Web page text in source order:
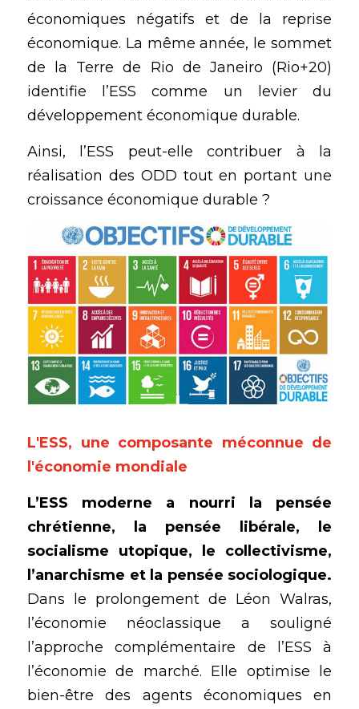
économiques négatifs et de la reprise
économique. La même année, le sommet
de la Terre de Rio de Janeiro (Rio+20)
identifie l’ESS comme un levier du
développement économique durable.
Ainsi, l’ESS peut-elle contribuer à la
réalisation des ODD tout en portant une
croissance économique durable ?
L'ESS, une composante méconnue de
l'économie mondiale
L’ESS moderne a nourri la pensée
chrétienne, la pensée libérale, le
socialisme utopique, le collectivisme,
l’anarchisme et la pensée sociologique.
Dans le prolongement de Léon Walras,
l’économie néoclassique a souligné
l’approche complémentaire de l’ESS à
l’économie de marché. Elle optimise le
bien-être des agents économiques en